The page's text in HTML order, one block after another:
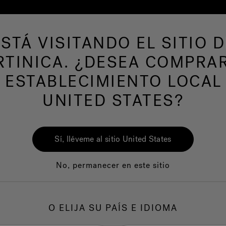
hidromasaje Más productos Nuestra
Servicio al
VISITANDO EL SITIO
¿DESEA
ESTABLECIMIENTO LOCAL
UNITED STATES?
Sí, lléveme al sitio United States
No, permanecer en este sitio
O ELIJA SU PAÍS E IDIOMA